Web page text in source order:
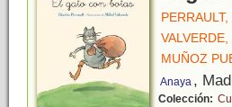
MUÑOZ
Anaya ,
Colección: